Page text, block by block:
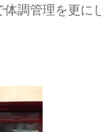
調管理を更に